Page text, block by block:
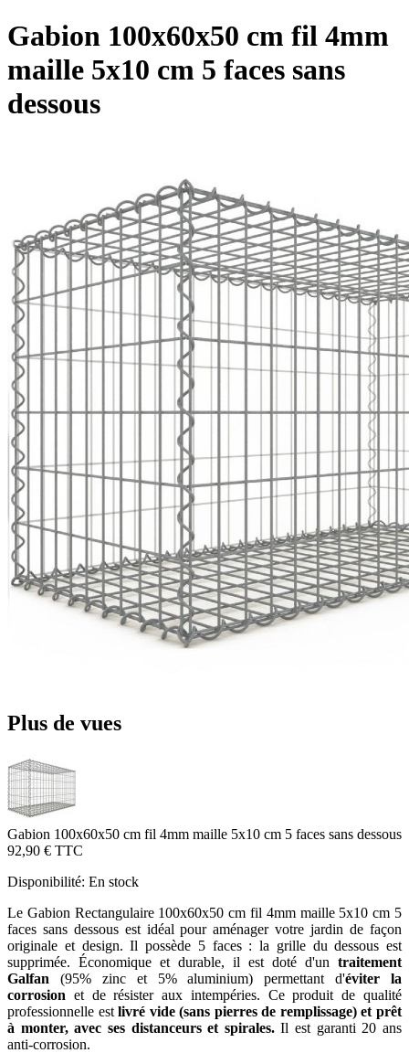
Gabion 100x60x50 cm fil 4mm
maille 5x10 cm 5 faces sans
dessous
Plus de vues
Gabion 100x60x50 cm fil 4mm maille 5x10 cm 5 faces sans dessous
92,90 € TTC
Disponibilité: En stock
Le Gabion Rectangulaire 100x60x50 cm fil 4mm maille 5x10 cm 5
faces sans dessous est idéal pour aménager votre jardin de façon
originale et design. Il possède 5 faces : la grille du dessous est
supprimée. Économique et durable, il est doté d'un traitement
Galfan (95% zinc et 5% aluminium) permettant d'éviter la
corrosion et de résister aux intempéries. Ce produit de qualité
professionnelle estlivré vide (sans pierres de remplissage) et prêt
à monter, avec ses distanceurs et spirales.Il est garanti 20 ans
anti-corrosion.